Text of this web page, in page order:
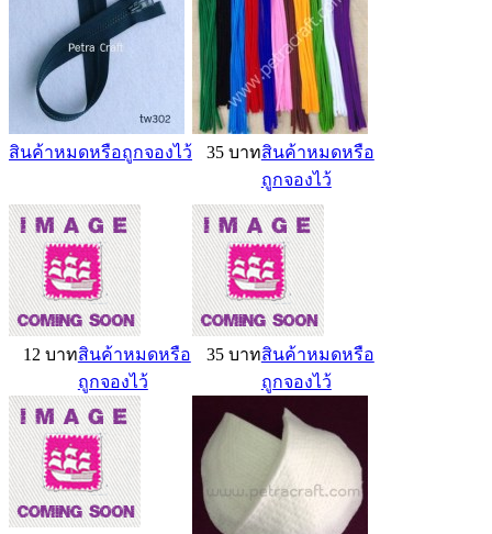
สินค้าหมดหรือถูกจองไว้ 35 บาทสินค้าหมดหรือ
ถูกจองไว้
12 บาทสินค้าหมดหรือ
ถูกจองไว้
35 บาทสินค้าหมดหรือ
ถูกจองไว้